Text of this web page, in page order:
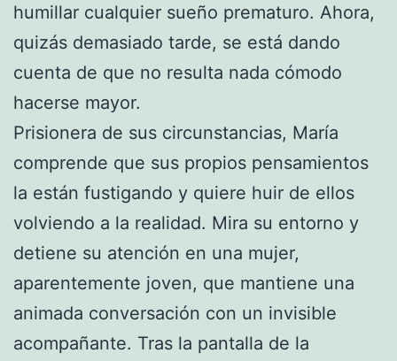
humillar cualquier sueño prematuro. Ahora,
quizás demasiado tarde, se está dando
cuenta de que no resulta nada cómodo
hacerse mayor.
Prisionera de sus circunstancias, María
comprende que sus propios pensamientos
la están fustigando y quiere huir de ellos
volviendo a la realidad. Mira su entorno y
detiene su atención en una mujer,
aparentemente joven, que mantiene una
animada conversación con un invisible
acompañante. Tras la pantalla de la